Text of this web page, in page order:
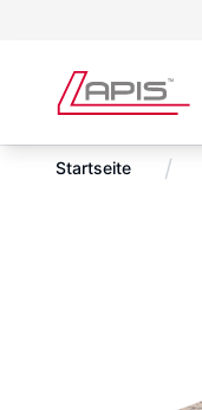
Startseite /